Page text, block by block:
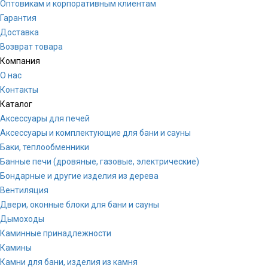
Оптовикам и корпоративным клиентам
Гарантия
Доставка
Возврат товара
Компания
О нас
Контакты
Каталог
Аксессуары для печей
Аксессуары и комплектующие для бани и сауны
Баки, теплообменники
Банные печи (дровяные, газовые, электрические)
Бондарные и другие изделия из дерева
Вентиляция
Двери, оконные блоки для бани и сауны
Дымоходы
Каминные принадлежности
Камины
Камни для бани, изделия из камня